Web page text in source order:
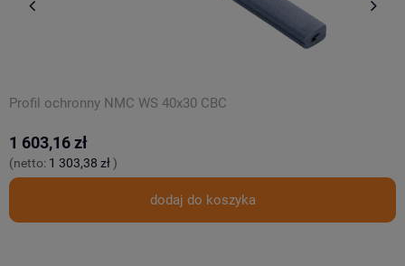
Profil ochronny NMC WS 40x30 CBC
1 603,16 zł
(netto: 1 303,38 zł)
dodaj do koszyka